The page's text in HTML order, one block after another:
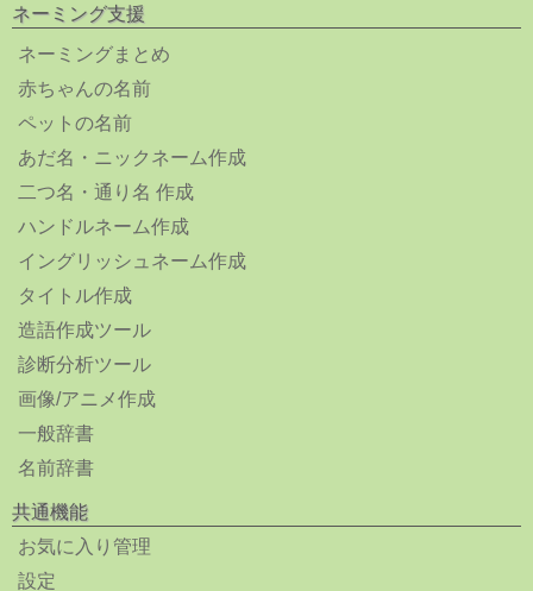
ネーミング支援
ネーミングまとめ
赤ちゃんの名前
ペットの名前
あだ名・ニックネーム作成
二つ名・通り名 作成
ハンドルネーム作成
イングリッシュネーム作成
タイトル作成
造語作成ツール
診断分析ツール
画像/アニメ作成
一般辞書
名前辞書
共通機能
お気に入り管理
設定